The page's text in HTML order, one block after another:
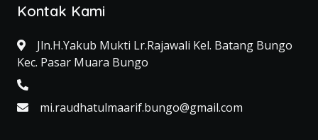
Kontak Kami
Jln.H.Yakub Mukti Lr.Rajawali Kel. Batang Bungo
Kec. Pasar Muara Bungo
mi.raudhatulmaarif.bungo@gmail.com